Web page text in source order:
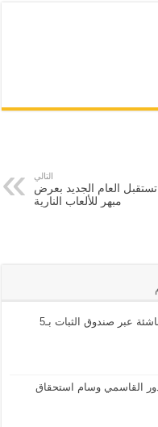
التالي
تستقبل العام الجديد بعرض
مبهر للألعاب النارية
“شراع” يدعم 60 شركة ناشئة عبر صندوق الثبات بـ5
القاسمي وسام استحقاق